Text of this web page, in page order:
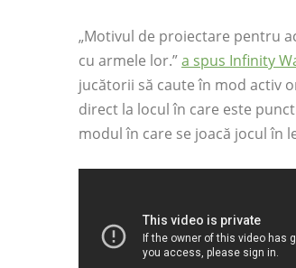
„Motivul de proiectare pentru
cu armele lor.”a spus Infinity
jucătorii să caute în mod activ
direct la locul în care este
modul în care se joacă jocul în